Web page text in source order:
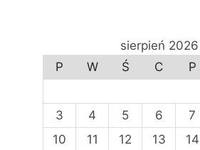
sierpień 2026
P
W Ś C P
3
4 5 6 7
10
11 12 13 14